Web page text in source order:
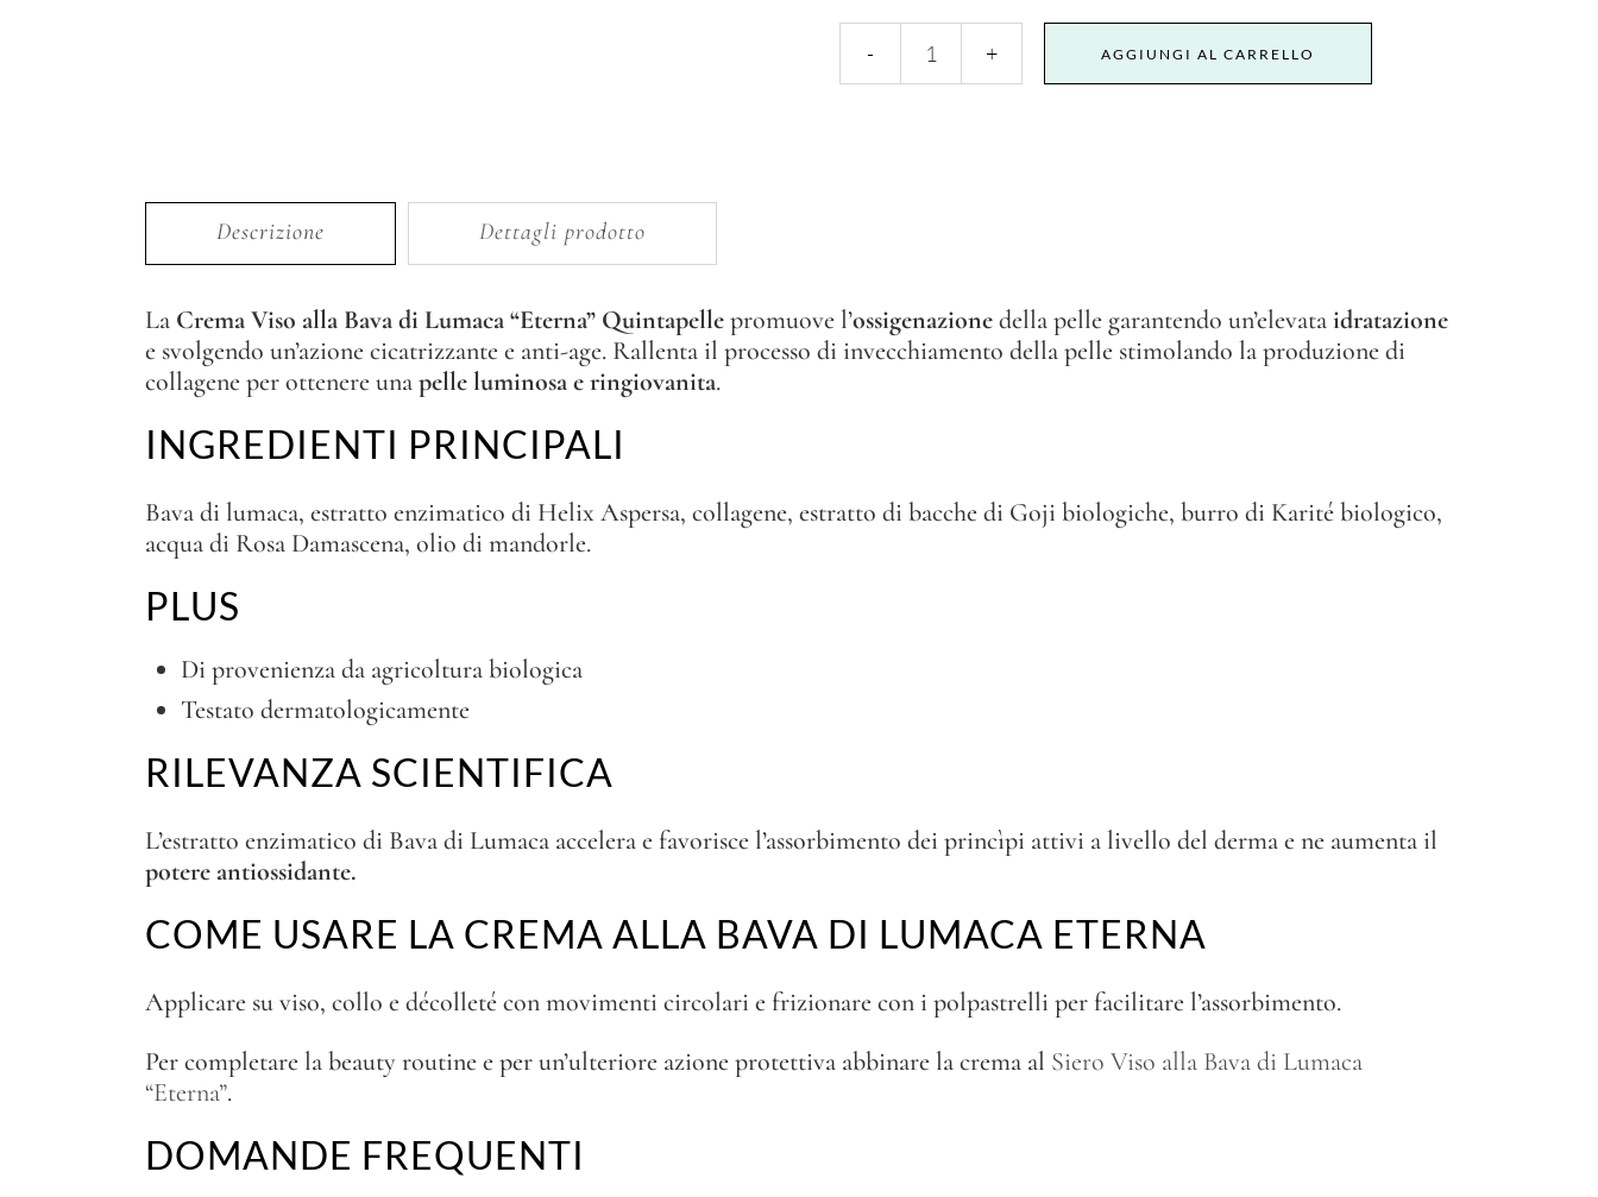
AGGIUNGI AL CARRELLO
Descrizione Dettagli prodotto
La Crema Viso alla Bava di Lumaca “Eterna” Quintapellepromuove l’ossigenazionedella pelle garantendo un’elevataidratazione
e svolgendo un’azione cicatrizzante e anti-age. Rallenta il processo di invecchiamento della pelle stimolando la produzione di
collagene per ottenere unapelle luminosa e ringiovanita.
INGREDIENTI PRINCIPALI
Bava di lumaca, estratto enzimatico di Helix Aspersa, collagene, estratto di bacche di Goji biologiche, burro di Karité biologico,
acqua di Rosa Damascena, olio di mandorle.
PLUS
Di provenienza da agricoltura biologica
Testato dermatologicamente
RILEVANZA SCIENTIFICA
L’estratto enzimatico di Bava di Lumaca accelera e favorisce l’assorbimento dei princìpi attivi a livello del derma e ne aumenta il
potere antiossidante.
COME USARE LA CREMA ALLA BAVA DI LUMACA ETERNA
Applicare su viso, collo e décolleté con movimenti circolari e frizionare con i polpastrelli per facilitare l’assorbimento.
Per completare la beauty routine e per un’ulteriore azione protettiva abbinare la crema al Siero Viso alla Bava di Lumaca
“Eterna”.
DOMANDE FREQUENTI